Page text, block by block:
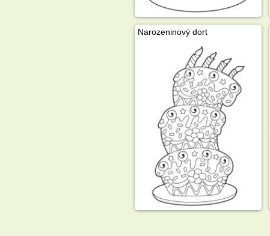
Narozeninový dort